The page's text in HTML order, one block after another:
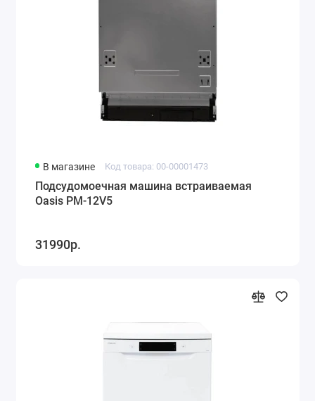
Сушильные машины
Швейные машинки
В магазине Код товара: 00-00001473
Подсудомоечная машина встраиваемая
Oasis PM-12V5
31990р.